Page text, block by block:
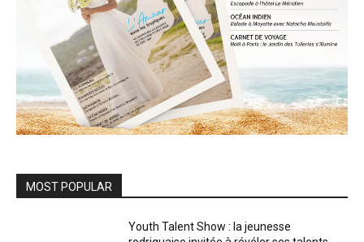
MOST POPULAR
Youth Talent Show : la jeunesse